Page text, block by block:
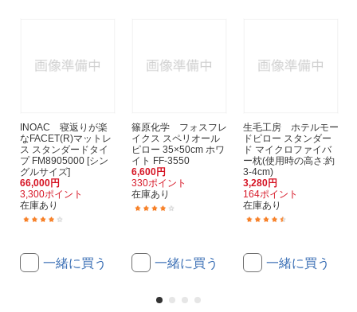
INOAC 寝返りが楽
なFACET(R)マットレ
ス スタンダードタイ
プ FM8905000 [シン
グルサイズ]
66,000円
3,300ポイント
在庫あり
一緒に買う
篠原化学 フォスフレ
イクス スペリオール
ピロー 35×50cm ホワ
イト FF-3550
6,600円
330ポイント
在庫あり
一緒に買う
生毛工房 ホテルモー
ドピロー スタンダー
ド マイクロファイバ
ー枕(使用時の高さ:約
3-4cm)
3,280円
164ポイント
在庫あり
一緒に買う